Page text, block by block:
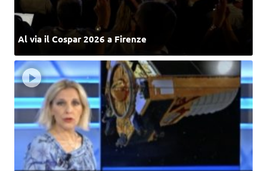
Al via il Cospar 2026 a Firenze